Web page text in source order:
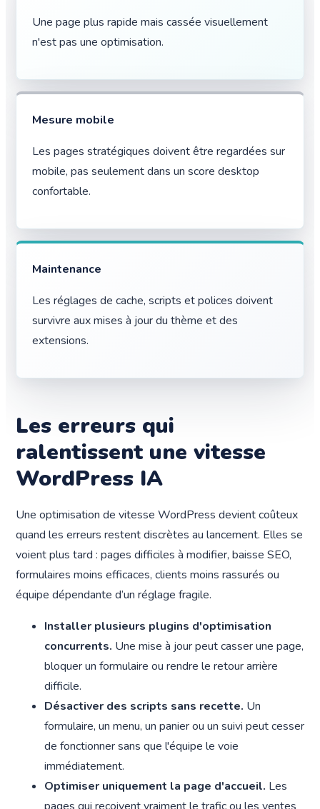
Une page plus rapide mais cassée visuellement
n'est pas une optimisation.
Mesure mobile
Les pages stratégiques doivent être regardées sur
mobile, pas seulement dans un score desktop
confortable.
Maintenance
Les réglages de cache, scripts et polices doivent
survivre aux mises à jour du thème et des
extensions.
Les erreurs qui
ralentissent une vitesse
WordPress IA
Une optimisation de vitesse WordPress devient coûteux
quand les erreurs restent discrètes au lancement. Elles se
voient plus tard : pages difficiles à modifier, baisse SEO,
formulaires moins efficaces, clients moins rassurés ou
équipe dépendante d’un réglage fragile.
Installer plusieurs plugins d'optimisation
concurrents. Une mise à jour peut casser une page,
bloquer un formulaire ou rendre le retour arrière
difficile.
Désactiver des scripts sans recette. Un
formulaire, un menu, un panier ou un suivi peut cesser
de fonctionner sans que l'équipe le voie
immédiatement.
Optimiser uniquement la page d'accueil. Les